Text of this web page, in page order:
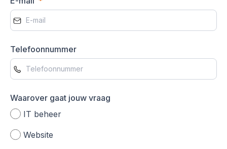
Telefoonnummer
Waarover gaat jouw vraag
IT beheer
Website